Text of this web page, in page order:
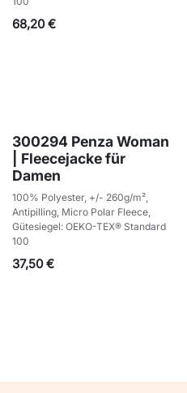
68,20€
300294 Penza Woman
| Fleecejacke für
Damen
100% Polyester, +/- 260g/m²,
Antipilling, Micro Polar Fleece,
Gütesiegel: OEKO-TEX® Standard
100
37,50€